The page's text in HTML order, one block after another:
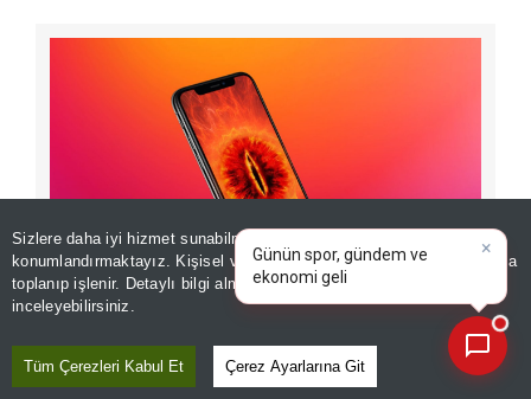
Sizlere daha iyi hizmet sunabilmek adına sitemizde
konumlandırmaktayız. Kişisel verileriniz, KVKK ve GDPR kapsamında
toplanıp işlenir. Detaylı bilgi almak içinAydınlatma Metnimizi
inceleyebilirsiniz.
Tüm Çerezleri Kabul Et Çerez Ayarlarına Git
Siber güvenlik şirketi Arctic Wolf Networks
tarafından yayımlanan son araştırmaya göre,
×
Günün spor, gündem ve
ekonomi gelişmelerini analiz
edin!|